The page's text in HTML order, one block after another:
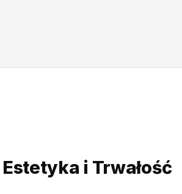
i Trwałość